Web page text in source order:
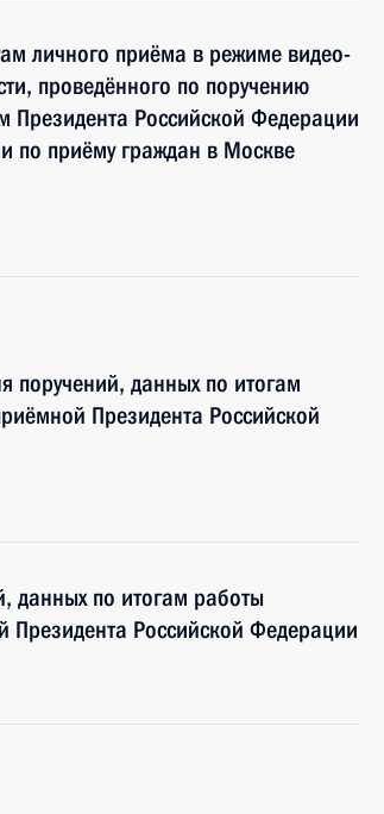
личного приёма в режиме видео-
проведённого по поручению
Президента Российской Федерации
по приёму граждан в Москве
поручений, данных по итогам
Президента Российской
данных по итогам работы
Президента Российской Федерации